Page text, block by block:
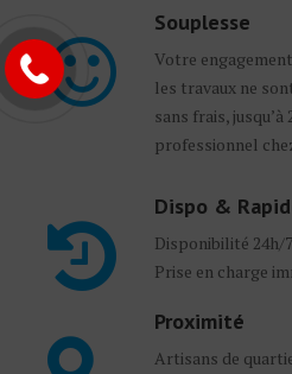
Souplesse
Votre
les travaux ne
sans frais,
professionnel
Dispo &
Disponibilité 24h/
Prise en charge
Proximité
Artisans de